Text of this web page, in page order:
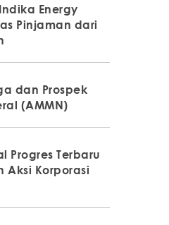
Energy
Pinjaman dari
dan Prospek
(AMMN)
Progres Terbaru
Aksi Korporasi